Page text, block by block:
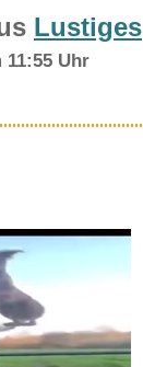
Lustiges
11:55 Uhr